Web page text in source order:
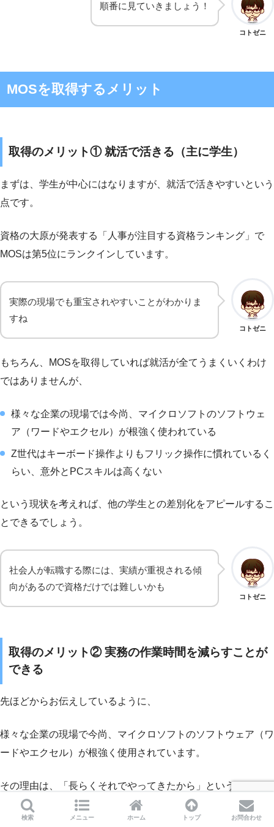
コトゼニ
順番に見ていきましょう！
MOSを取得するメリット
取得のメリット① 就活で活きる（主に学生）
まずは、学生が中心にはなりますが、就活で活きやすいという
点です。
資格の大原が発表する「人事が注目する資格ランキング」で
MOSは第5位にランクインしています。
コトゼニ
実際の現場でも重宝されやすいことがわかりま
すね
もちろん、MOSを取得していれば就活が全てうまくいくわけ
ではありませんが、
様々な企業の現場では今尚、マイクロソフトのソフトウェ
ア（ワードやエクセル）が根強く使われている
Z世代はキーボード操作よりもフリック操作に慣れているく
らい、意外とPCスキルは高くない
という現状を考えれば、他の学生との差別化をアピールするこ
とできるでしょう。
コトゼニ
社会人が転職する際には、実績が重視される傾
向があるので資格だけでは難しいかも
取得のメリット② 実務の作業時間を減らすことが
できる
先ほどからお伝えしているように、
様々な企業の現場で今尚、マイクロソフトのソフトウェア（ワ
ードやエクセル）が根強く使用されています。
その理由は、「長らくそれでやってきたから」というものもあ
るでしょう。
検索 メニュー ホーム トップ お問合わせ